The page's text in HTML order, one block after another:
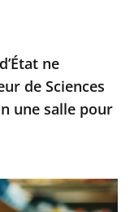
ne
de Sciences
une salle pour